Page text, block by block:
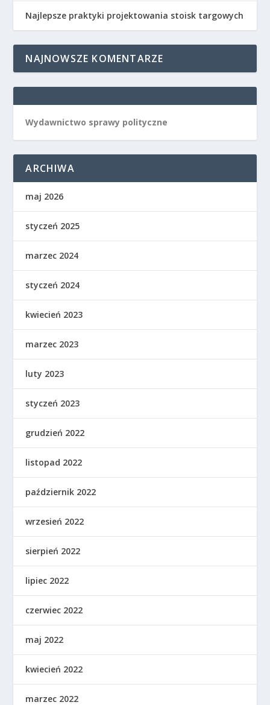
Najlepsze praktyki projektowania stoisk targowych
NAJNOWSZE KOMENTARZE
Wydawnictwo sprawy polityczne
ARCHIWA
maj 2026
styczeń 2025
marzec 2024
styczeń 2024
kwiecień 2023
marzec 2023
luty 2023
styczeń 2023
grudzień 2022
listopad 2022
październik 2022
wrzesień 2022
sierpień 2022
lipiec 2022
czerwiec 2022
maj 2022
kwiecień 2022
marzec 2022